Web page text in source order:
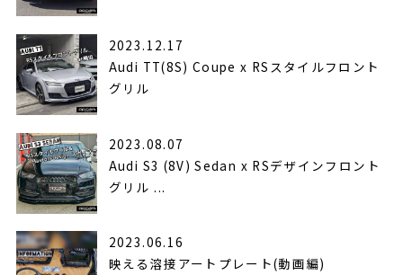
2023.12.17
Audi TT(8S) Coupe x RSスタイルフロント
グリル
2023.08.07
Audi S3 (8V) Sedan x RSデザインフロント
グリル ...
2023.06.16
映える溶接アートプレート(動画編)